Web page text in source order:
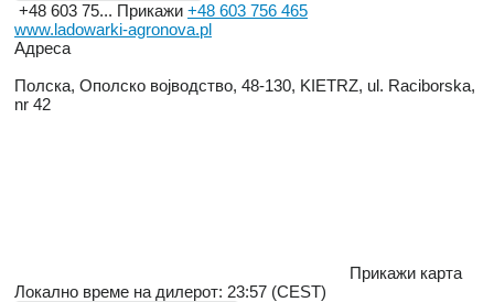
+48 603 75... Прикажи +48 603 756 465
www.ladowarki-agronova.pl
Адреса
Полска, Ополско војводство, 48-130, KIETRZ, ul. Raciborska,
nr 42
Прикажи карта
Локално време на дилерот: 23:57 (CEST)